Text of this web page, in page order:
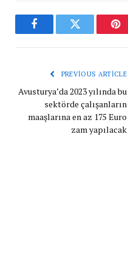
FacebookTwitter
PREVIOUS ARTICLE
Avusturya’da 2023 yılında bu
sektörde çalışanların
maaşlarına en az 175 Euro
zam yapılacak